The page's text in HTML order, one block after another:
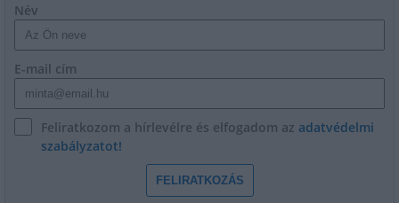
Név
E-mail cím
Feliratkozom a hírlevélre és elfogadom az adatvédelmi
szabályzatot!
FELIRATKOZÁS